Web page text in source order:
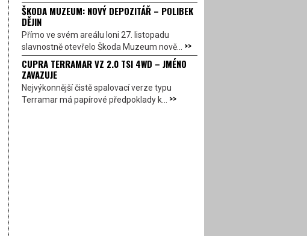
ŠKODA MUZEUM: NOVÝ DEPOZITÁŘ – POLIBEK
DĚJIN
Přímo ve svém areálu loni 27. listopadu
slavnostně otevřelo Škoda Muzeum nově... >>
CUPRA TERRAMAR VZ 2.0 TSI 4WD – JMÉNO
ZAVAZUJE
Nejvýkonnější čistě spalovací verze typu
Terramar má papírové předpoklady k... >>